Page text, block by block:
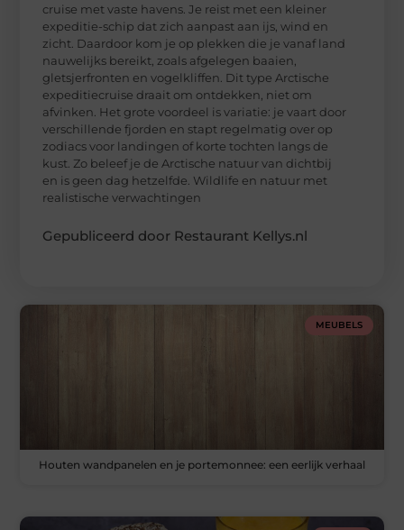
cruise met vaste havens. Je reist met een kleiner
expeditie-schip dat zich aanpast aan ijs, wind en
zicht. Daardoor kom je op plekken die je vanaf land
nauwelijks bereikt, zoals afgelegen baaien,
gletsjerfronten en vogelkliffen. Dit type Arctische
expeditiecruise draait om ontdekken, niet om
afvinken. Het grote voordeel is variatie: je vaart door
verschillende fjorden en stapt regelmatig over op
zodiacs voor landingen of korte tochten langs de
kust. Zo beleef je de Arctische natuur van dichtbij
en is geen dag hetzelfde. Wildlife en natuur met
realistische verwachtingen
Gepubliceerd door Restaurant Kellys.nl
MEUBELS
Houten wandpanelen en je portemonnee: een eerlijk verhaal